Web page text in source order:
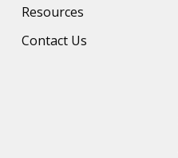
Resources
Contact Us